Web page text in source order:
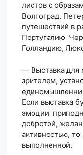
листов с
Волгоград,
путешествий в
Португалию,
Голландию,
— Выставка для
зрителем,
Если выставка
эмоции,
добротой,
активностью,
выполненной.